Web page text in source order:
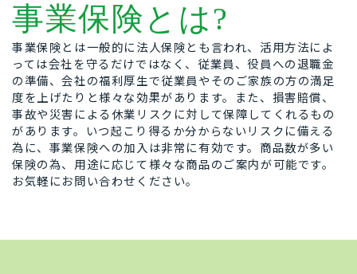
事業保険とは?
事業保険とは一般的に法人保険とも言われ、活用方法によ
っては会社を守るだけではなく、従業員、役員への退職金
の準備、会社の福利厚生で従業員やそのご家族の方の満足
度を上げたりと様々な効果があります。また、損害賠償、
事故や災害による休業リスクに対して保障してくれるもの
があります。いつ起こり得るか分からないリスクに備える
為に、事業保険への加入は非常に有効です。商品数が多い
保険の為、用途に応じて様々な商品のご案内が可能です。
お気軽にお問い合わせください。